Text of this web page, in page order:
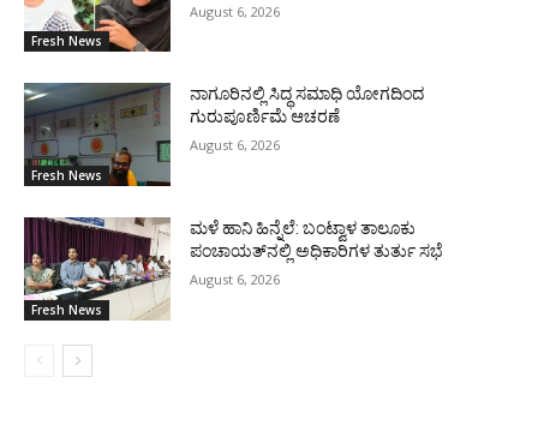
Fresh News
August 6, 2026
Fresh News
ನಾಗೂರಿನಲ್ಲಿ ಸಿದ್ಧ ಸಮಾಧಿ ಯೋಗದಿಂದ
ಗುರುಪೂರ್ಣಿಮೆ ಆಚರಣೆ
August 6, 2026
Fresh News
ಮಳೆ ಹಾನಿ ಹಿನ್ನೆಲೆ: ಬಂಟ್ವಾಳ ತಾಲೂಕು
ಪಂಚಾಯತ್‌ನಲ್ಲಿ ಅಧಿಕಾರಿಗಳ ತುರ್ತು ಸಭೆ
August 6, 2026